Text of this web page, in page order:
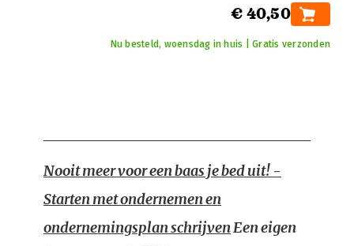
€ 40,50
Nu besteld, woensdag in huis | Gratis verzonden
Nooit meer voor een baas je bed uit! -
Starten met ondernemen en
ondernemingsplan schrijvenEen eigen